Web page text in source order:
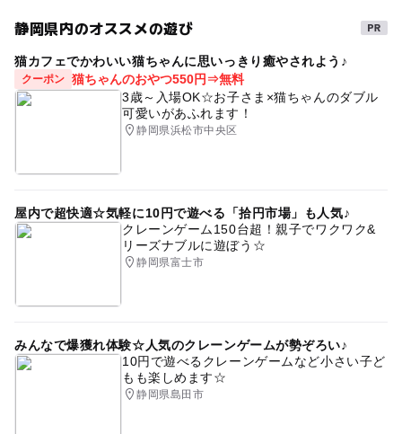
静岡県内のオススメの遊び
猫カフェでかわいい猫ちゃんに思いっきり癒やされよう♪
クーポン 猫ちゃんのおやつ550円⇒無料
3歳～入場OK☆お子さま×猫ちゃんのダブル
可愛いがあふれます！
静岡県浜松市中央区
屋内で超快適☆気軽に10円で遊べる「拾円市場」も人気♪
クレーンゲーム150台超！親子でワクワク&
リーズナブルに遊ぼう☆
静岡県富士市
みんなで爆獲れ体験☆人気のクレーンゲームが勢ぞろい♪
10円で遊べるクレーンゲームなど小さい子ど
もも楽しめます☆
静岡県島田市